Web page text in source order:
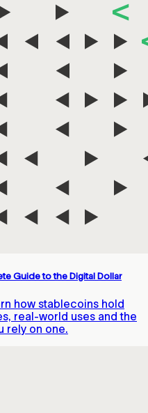
Guide to the Digital Dollar
how stablecoins hold
real-world uses and the
rely on one.